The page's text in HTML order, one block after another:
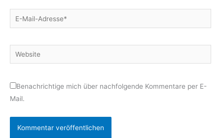
E-
Mail-
Website
Benachrichtige mich über nachfolgende Kommentare per E-
Mail.